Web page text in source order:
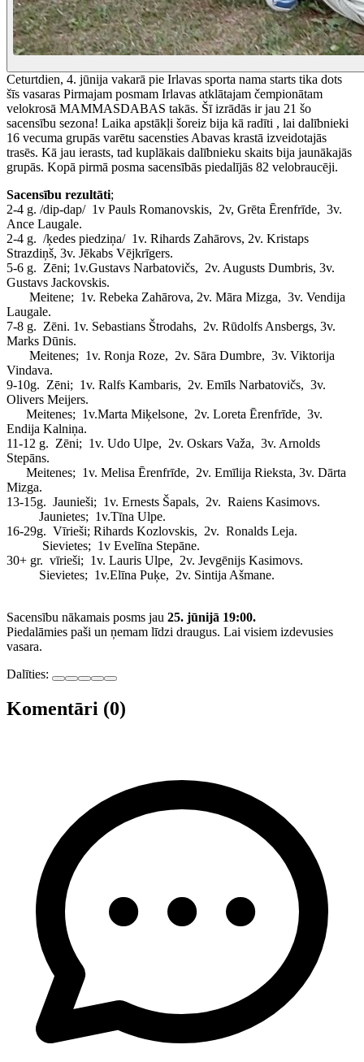
Ceturtdien, 4. jūnija vakarā pie Irlavas sporta nama starts tika dots
šīs vasaras Pirmajam posmam Irlavas atklātajam čempionātam
velokrosā MAMMASDABAS takās. Šī izrādās ir jau 21 šo
sacensību sezona! Laika apstākļi šoreiz bija kā radīti , lai dalībnieki
16 vecuma grupās varētu sacensties Abavas krastā izveidotajās
trasēs. Kā jau ierasts, tad kuplākais dalībnieku skaits bija jaunākajās
grupās. Kopā pirmā posma sacensībās piedalījās 82 velobraucēji.
Sacensību rezultāti;
2-4 g. /dip-dap/ 1v Pauls Romanovskis, 2v, Grēta Ērenfrīde, 3v.
Ance Laugale.
2-4 g. /ķedes piedziņa/ 1v. Rihards Zahārovs, 2v. Kristaps
Strazdiņš, 3v. Jēkabs Vējkrīgers.
5-6 g. Zēni; 1v.Gustavs Narbatovičs, 2v. Augusts Dumbris, 3v.
Gustavs Jackovskis.
Meitene; 1v. Rebeka Zahārova, 2v. Māra Mizga, 3v. Vendija
Laugale.
7-8 g. Zēni. 1v. Sebastians Štrodahs, 2v. Rūdolfs Ansbergs, 3v.
Marks Dūnis.
Meitenes; 1v. Ronja Roze, 2v. Sāra Dumbre, 3v. Viktorija
Vindava.
9-10g. Zēni; 1v. Ralfs Kambaris, 2v. Emīls Narbatovičs, 3v.
Olivers Meijers.
Meitenes; 1v.Marta Miķelsone, 2v. Loreta Ērenfrīde, 3v.
Endija Kalniņa.
11-12 g. Zēni; 1v. Udo Ulpe, 2v. Oskars Važa, 3v. Arnolds
Stepāns.
Meitenes; 1v. Melisa Ērenfrīde, 2v. Emīlija Rieksta, 3v. Dārta
Mizga.
13-15g. Jaunieši; 1v. Ernests Šapals, 2v. Raiens Kasimovs.
Jaunietes; 1v.Tīna Ulpe.
16-29g. Vīrieši; Rihards Kozlovskis, 2v. Ronalds Leja.
Sievietes; 1v Evelīna Stepāne.
30+ gr. vīrieši; 1v. Lauris Ulpe, 2v. Jevgēnijs Kasimovs.
Sievietes; 1v.Elīna Puķe, 2v. Sintija Ašmane.
Sacensību nākamais posms jau 25. jūnijā 19:00.
Piedalāmies paši un ņemam līdzi draugus. Lai visiem izdevusies
vasara.
Dalīties:
Komentāri (0)